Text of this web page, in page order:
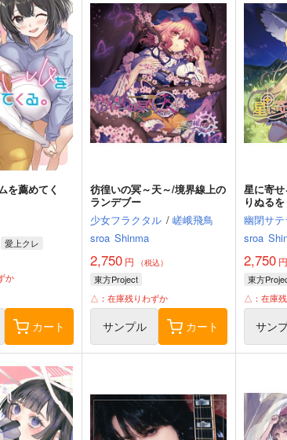
を薦めてく
愛上クレ
LAB
か
カート
彷徨いの冥～天～/境界線上の
ランデブー
少女フラクタル / 嵯峨飛鳥
sroa Shinma
2,750円 （税込）
東方Project
△：在庫残りわずか
サンプル カート
星に寄
りぬるを
幽閉サテ
sroa
2,750円
東方
△：在庫
サン